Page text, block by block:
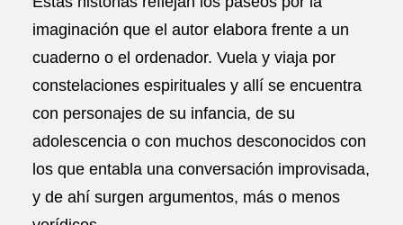
imaginación que el autor elabora frente a un
cuaderno o el ordenador. Vuela y viaja por
constelaciones espirituales y allí se encuentra
con personajes de su infancia, de su
adolescencia o con muchos desconocidos con
los que entabla una conversación improvisada,
y de ahí surgen argumentos, más o menos